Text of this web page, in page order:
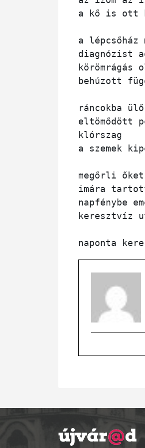
a kő is ott
a lépcsőház
diagnózist
behúzott
ráncokba
eltömődött
klórszag
a szemek
megőrli
imára
napfénybe
keresztvíz